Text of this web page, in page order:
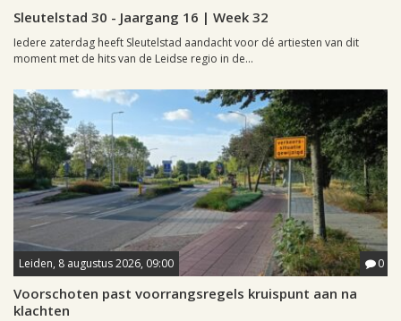
Sleutelstad 30 - Jaargang 16 | Week 32
Iedere zaterdag heeft Sleutelstad aandacht voor dé artiesten van dit
moment met de hits van de Leidse regio in de...
Leiden, 8 augustus 2026, 09:00 0
Voorschoten past voorrangsregels kruispunt aan na
klachten